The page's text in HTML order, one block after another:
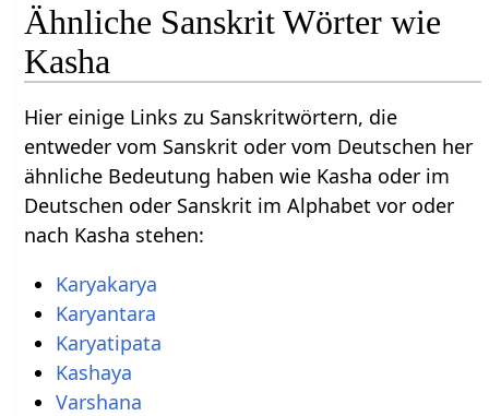
Ähnliche Sanskrit Wörter wie
Kasha
Hier einige Links zu Sanskritwörtern, die
entweder vom Sanskrit oder vom Deutschen her
ähnliche Bedeutung haben wie Kasha oder im
Deutschen oder Sanskrit im Alphabet vor oder
nach Kasha stehen:
Karyakarya
Karyantara
Karyatipata
Kashaya
Varshana